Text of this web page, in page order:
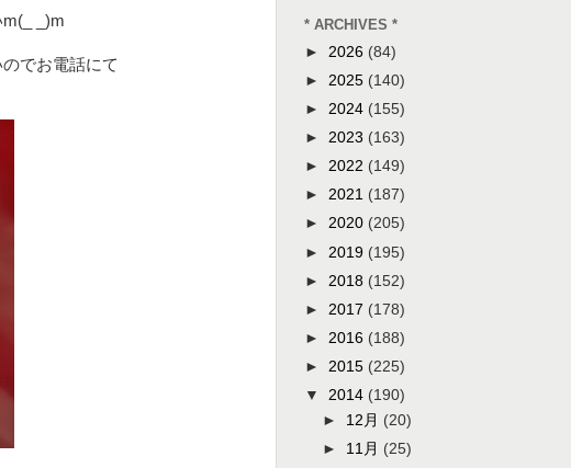
_)m
でお電話にて
* ARCHIVES *
► 2026 (84)
► 2025 (140)
► 2024 (155)
► 2023 (163)
► 2022 (149)
► 2021 (187)
► 2020 (205)
► 2019 (195)
► 2018 (152)
► 2017 (178)
► 2016 (188)
► 2015 (225)
▼ 2014 (190)
► 12月 (20)
► 11月 (25)